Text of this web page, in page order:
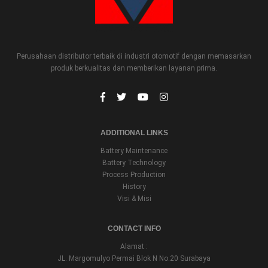
Perusahaan distributor terbaik di industri otomotif dengan memasarkan
produk berkualitas dan memberikan layanan prima.
ADDITIONAL LINKS
Battery Maintenance
Battery Technology
Process Production
History
Visi & Misi
CONTACT INFO
Alamat :
JL. Margomulyo Permai Blok N No.20 Surabaya